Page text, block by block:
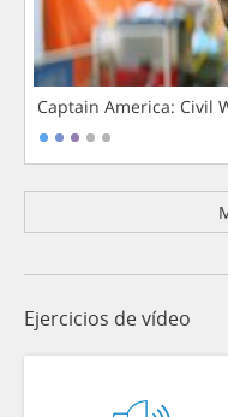
Captain America: Civil
Ejercicios de vídeo